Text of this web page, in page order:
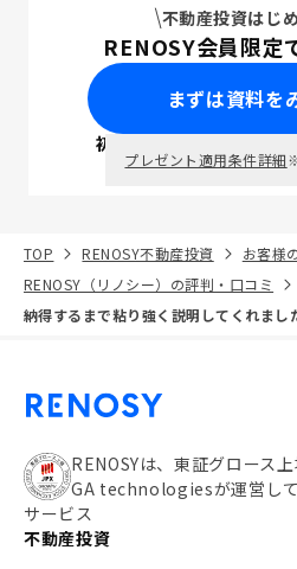
不動産投資はじ
RENOSY会員限定
まずは資料を
初回面談で ポイ
プレゼント適用条件詳細
TOP RENOSY不動産投資
お客様
RENOSY（リノシー）の評判・口コミ
納得するまで粘り強く説明してくれまし
RENOSYは、東証グロース
GA technologiesが運営して
サービス
不動産投資